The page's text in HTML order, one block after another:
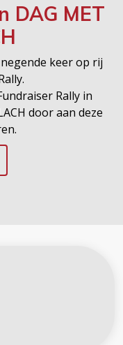
DAG MET
keer op rij
Rally in
door aan deze